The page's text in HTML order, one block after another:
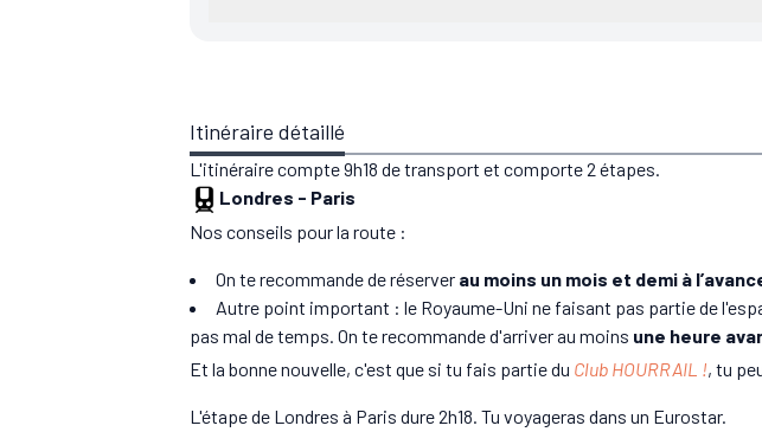
Itinéraire détaillé
L'itinéraire compte 9h18 de transport et comporte 2 étapes.
Londres - Paris
Nos conseils pour la route :
On te recommande de réserver au moins un mois et demi à
Autre point important : le Royaume-Uni ne faisant pas partie de
pas mal de temps. On te recommande d'arriver au moins une heure
Et la bonne nouvelle, c'est que si tu fais partie du Club HOURRAIL !, tu
L'étape de Londres à Paris dure 2h18. Tu voyageras dans un Eurostar.